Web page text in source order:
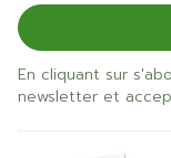
En cliquant sur
newsletter et